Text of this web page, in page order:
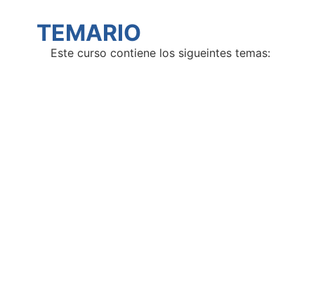
TEMARIO
Este curso contiene los sigueintes temas: